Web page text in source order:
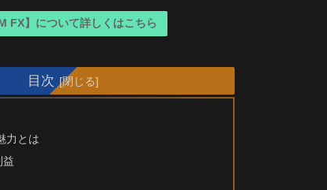
FX】について詳しくはこちら
目次
力とは
益